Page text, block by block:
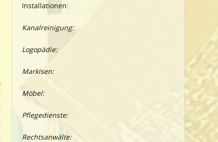
Installationen:
Kanalreinigung:
Logopädie:
Markisen:
Möbel:
Pflegedienste:
Rechtsanwälte: